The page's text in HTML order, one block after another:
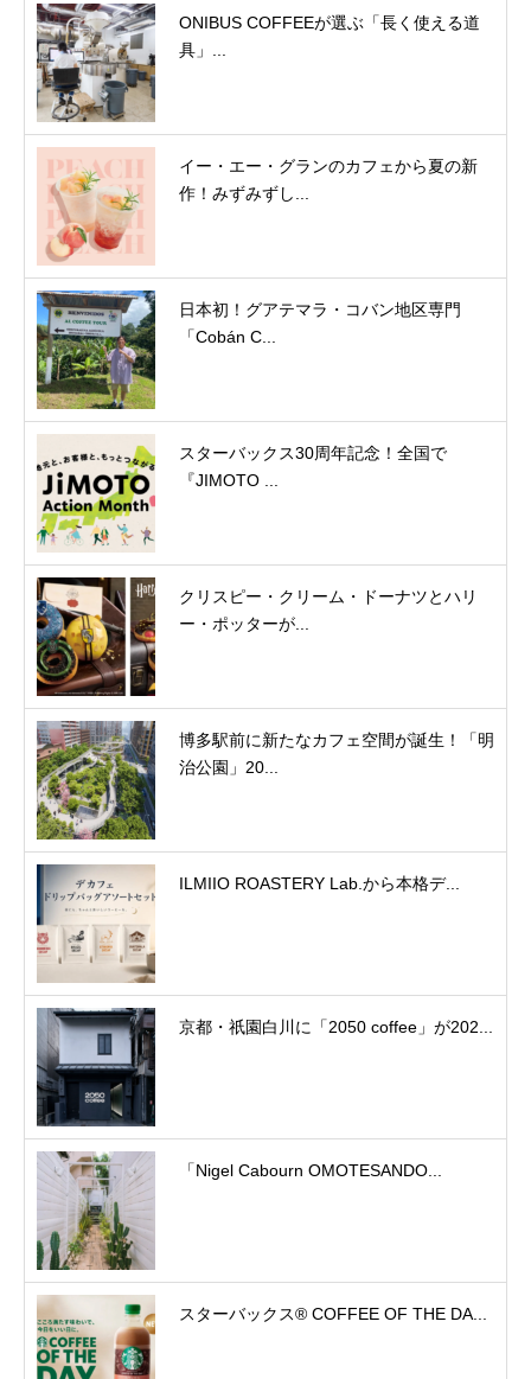
ONIBUS COFFEEが選ぶ「長く使える道
具」...
イー・エー・グランのカフェから夏の新
作！みずみずし...
日本初！グアテマラ・コバン地区専門
「Cobán C...
スターバックス30周年記念！全国で
『JIMOTO ...
クリスピー・クリーム・ドーナツとハリ
ー・ポッターが...
博多駅前に新たなカフェ空間が誕生！「明
治公園」20...
ILMIIO ROASTERY Lab.から本格デ...
京都・祇園白川に「2050 coffee」が202...
「Nigel Cabourn OMOTESANDO...
スターバックス® COFFEE OF THE DA...